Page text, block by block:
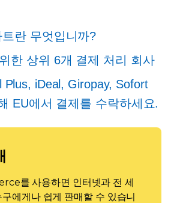
란 무엇입니까?
한 상위 6개 결제 처리 회사
Plus, iDeal, Giropay, Sofort
EU에서 결제를 수락하세요.
를 사용하면 인터넷과 전 세
에게나 쉽게 판매할 수 있습니